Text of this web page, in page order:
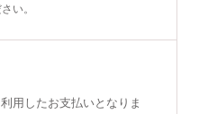
い。
用したお支払いとなりま